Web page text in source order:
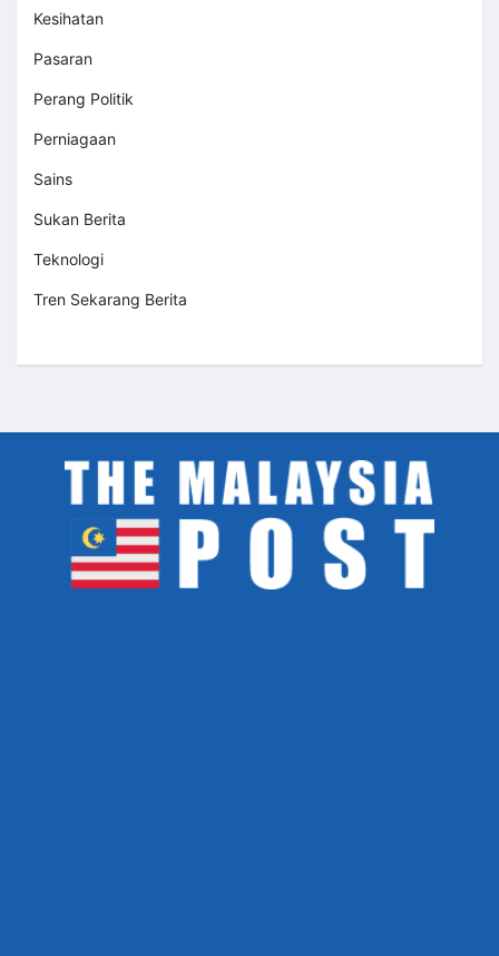
Kesihatan
Pasaran
Perang Politik
Perniagaan
Sains
Sukan Berita
Teknologi
Tren Sekarang Berita